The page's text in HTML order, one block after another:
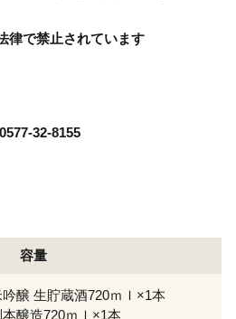
律で禁止されています
32-8155
容量
醸 生貯蔵酒720ｍｌ×1本
醸造720ｍｌ×1本